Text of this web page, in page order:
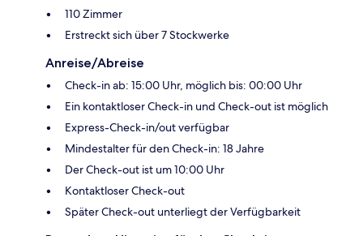
110 Zimmer
Erstreckt sich über 7 Stockwerke
Anreise/Abreise
Check-in ab: 15:00 Uhr, möglich bis: 00:00 Uhr
Ein kontaktloser Check-in und Check-out ist möglich
Express-Check-in/out verfügbar
Mindestalter für den Check-in: 18 Jahre
Der Check-out ist um 10:00 Uhr
Kontaktloser Check-out
Später Check-out unterliegt der Verfügbarkeit